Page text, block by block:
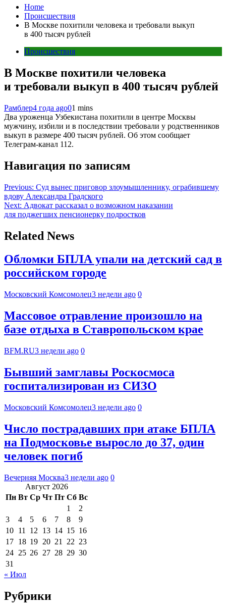
Home
Происшествия
В Москве похитили человека и требовали выкуп
в 400 тысяч рублей
Происшествия
В Москве похитили человека
и требовали выкуп в 400 тысяч рублей
Рамблер4 года ago01 mins
Два уроженца Узбекистана похитили в центре Москвы
мужчину, избили и в последствии требовали у родственников
выкуп в размере 400 тысяч рублей. Об этом сообщает
Телеграм-канал 112.
Навигация по записям
Previous: Суд вынес приговор злоумышленнику, ограбившему
вдову Александра Градского
Next: Адвокат рассказал о возможном наказании
для поджегших пенсионерку подростков
Related News
Обломки БПЛА упали на детский сад в
российском городе
Московский Комсомолец3 недели ago 0
Массовое отравление произошло на
базе отдыха в Ставропольском крае
BFM.RU3 недели ago 0
Бывший замглавы Роскосмоса
госпитализирован из СИЗО
Московский Комсомолец3 недели ago 0
Число пострадавших при атаке БПЛА
на Подмосковье выросло до 37, один
человек погиб
Вечерняя Москва3 недели ago 0
Август 2026
Пн Вт Ср Чт Пт Сб Вс
1
2
3
4 5 6 7 8
9
10 11 12 13 14 15 16
17 18 19 20 21 22 23
24 25 26 27 28 29 30
31
« Июл
Рубрики